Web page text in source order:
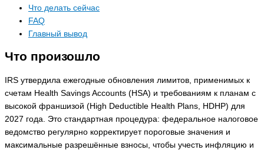
Что делать сейчас
FAQ
Главный вывод
Что произошло
IRS утвердила ежегодные обновления лимитов, применимых к
счетам Health Savings Accounts (HSA) и требованиям к планам с
высокой франшизой (High Deductible Health Plans, HDHP) для
2027 года. Это стандартная процедура: федеральное налоговое
ведомство регулярно корректирует пороговые значения и
максимальные разрешённые взносы, чтобы учесть инфляцию и